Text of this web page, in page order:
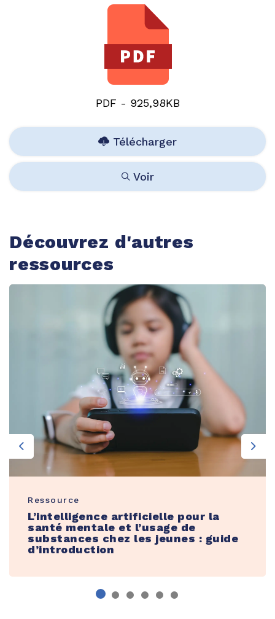
PDF - 925,98KB
Télécharger
Voir
Découvrez d'autres
ressources
Previous
Ressource
L’intelligence artificielle pour la
santé mentale et l’usage de
substances chez les jeunes : guide
d’introduction